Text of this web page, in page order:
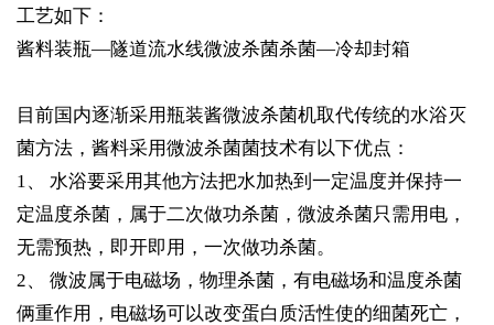
工艺如下：
酱料装瓶—隧道流水线微波杀菌杀菌—冷却封箱
目前国内逐渐采用瓶装酱微波杀菌机取代传统的水浴灭
菌方法，酱料采用微波杀菌菌技术有以下优点：
1、 水浴要采用其他方法把水加热到一定温度并保持一
定温度杀菌，属于二次做功杀菌，微波杀菌只需用电，
无需预热，即开即用，一次做功杀菌。
2、 微波属于电磁场，物理杀菌，有电磁场和温度杀菌
俩重作用，电磁场可以改变蛋白质活性使的细菌死亡，